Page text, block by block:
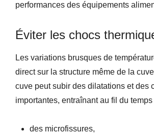
performances des équipements
Éviter les chocs
Les variations brusques de
direct sur la structure même de la
cuve peut subir des dilatations et des
importantes, entraînant au fil du temps
des microfissures,